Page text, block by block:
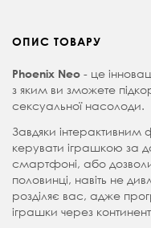
ОПИС ТОВАРУ
Phoenix Neo - це
з яким ви зможете
сексуальної насолоди.
Завдяки інтерактивним
керувати іграшкою за
смартфоні, або
половинці, навіть не
розділяє вас, адже
іграшки через